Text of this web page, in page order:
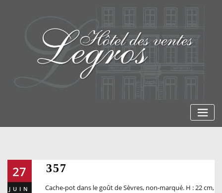
27
JUIN
357
Cache-pot dans le goût de Sèvres, non-marqué. H : 22 cm,